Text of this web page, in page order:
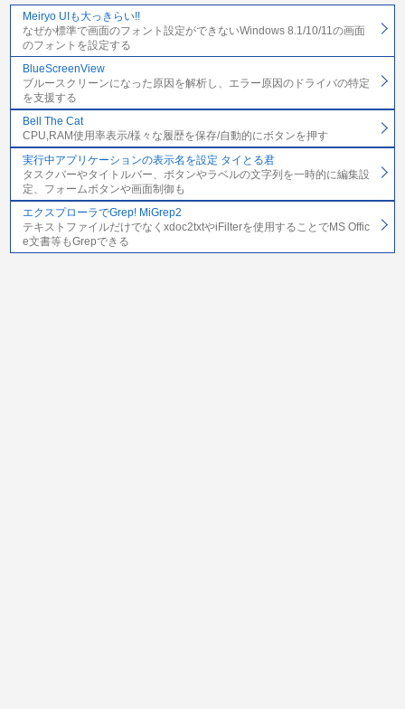
Meiryo UIも大っきらい!!
なぜか標準で画面のフォント設定ができないWindows 8.1/10/11の画面
のフォントを設定する
BlueScreenView
ブルースクリーンになった原因を解析し、エラー原因のドライバの特定
を支援する
Bell The Cat
CPU,RAM使用率表示/様々な履歴を保存/自動的にボタンを押す
実行中アプリケーションの表示名を設定 タイとる君
タスクバーやタイトルバー、ボタンやラベルの文字列を一時的に編集設
定、フォームボタンや画面制御も
エクスプローラでGrep! MiGrep2
テキストファイルだけでなくxdoc2txtやiFilterを使用することでMS Offic
e文書等もGrepできる